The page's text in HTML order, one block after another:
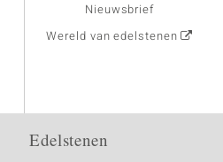
Nieuwsbrief
Wereld van edelstenen
Edelstenen